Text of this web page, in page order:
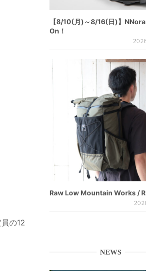
の12
【8/10(月)～8/16(日)】
On！
Raw Low Mountain Works /
NEWS